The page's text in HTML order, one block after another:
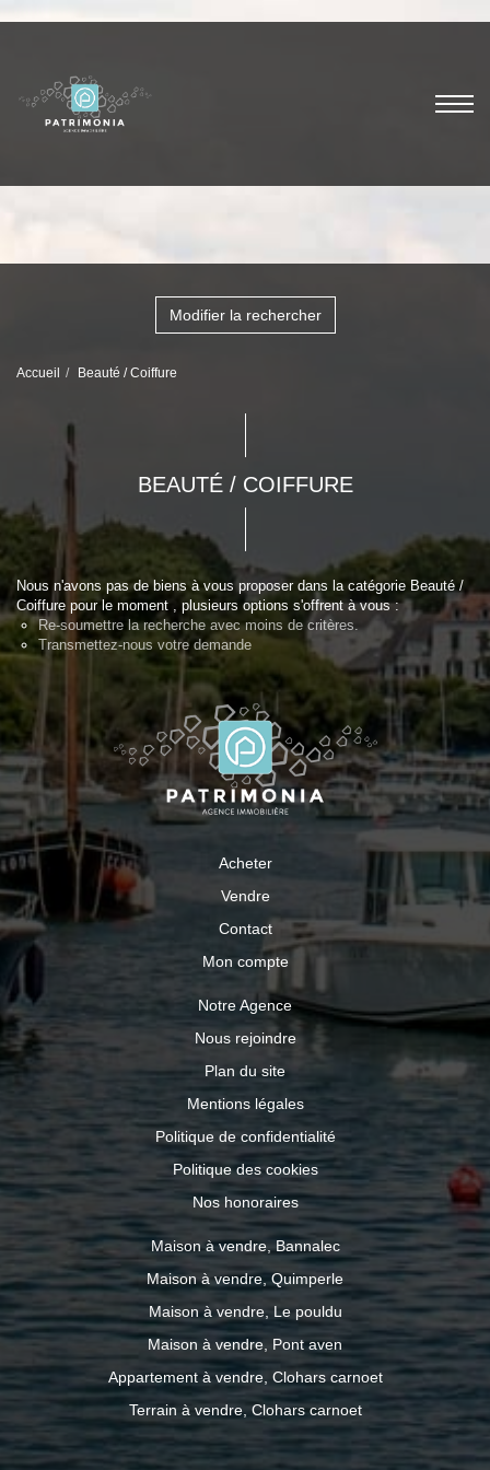
Modifier la rechercher
Accueil Beauté / Coiffure
BEAUTÉ / COIFFURE
Nous n'avons pas de biens à vous proposer dans la catégorie Beauté /
Coiffure pour le moment , plusieurs options s'offrent à vous :
Re-soumettre la recherche avec moins de critères.
Transmettez-nous votre demande
Acheter
Vendre
Contact
Mon compte
Notre Agence
Nous rejoindre
Plan du site
Mentions légales
Politique de confidentialité
Politique des cookies
Nos honoraires
Maison à vendre, Bannalec
Maison à vendre, Quimperle
Maison à vendre, Le pouldu
Maison à vendre, Pont aven
Appartement à vendre, Clohars carnoet
Terrain à vendre, Clohars carnoet